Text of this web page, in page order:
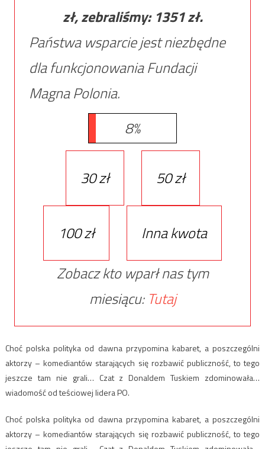
zł, zebraliśmy: 1351zł.
Państwa wsparcie jest niezbędne
dla funkcjonowania Fundacji
Magna Polonia.
8%
30 zł 50 zł
100 zł
Inna kwota
Zobacz kto wparł nas tym
miesiącu: Tutaj
Choć polska polityka od dawna przypomina kabaret, a poszczególni
aktorzy – komediantów starających się rozbawić publiczność, to tego
jeszcze tam nie grali… Czat z Donaldem Tuskiem zdominowała…
wiadomość od teściowej lidera PO.
Choć polska polityka od dawna przypomina kabaret, a poszczególni
aktorzy – komediantów starających się rozbawić publiczność, to tego